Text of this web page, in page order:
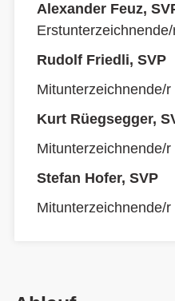
Alexander Feuz,
Rudolf Friedli, SVP
Mitunterzeichnende/r
Kurt Rüegsegger,
Mitunterzeichnende/r
Stefan Hofer, SVP
Mitunterzeichnende/r